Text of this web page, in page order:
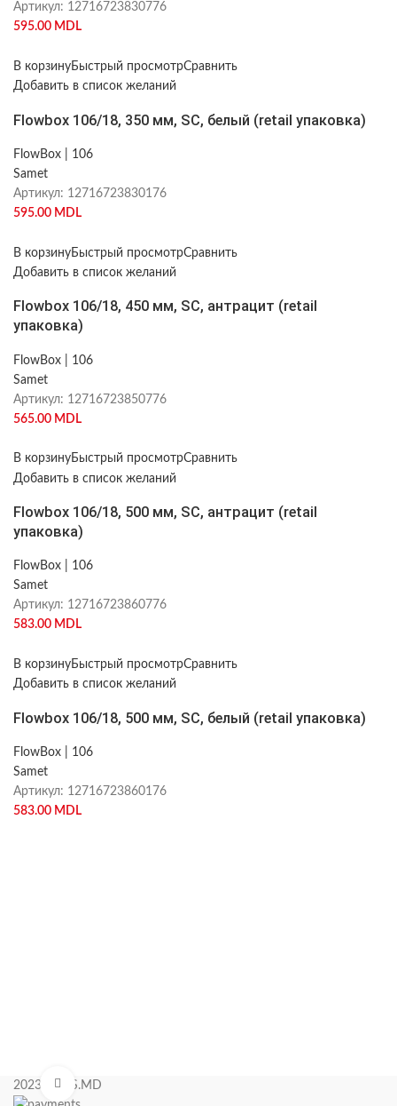
Нажмите, чтобы увеличить
Артикул: 12716723830776
595.00 MDL
В корзинуБыстрый просмотрСравнить
Добавить в список желаний
Flowbox 106/18, 350 мм, SC, белый (retail упаковка)
FlowBox | 106
Samet
Артикул: 12716723830176
595.00 MDL
В корзинуБыстрый просмотрСравнить
Добавить в список желаний
Flowbox 106/18, 450 мм, SC, антрацит (retail
упаковка)
FlowBox | 106
Samet
Артикул: 12716723850776
565.00 MDL
В корзинуБыстрый просмотрСравнить
Добавить в список желаний
Flowbox 106/18, 500 мм, SC, антрацит (retail
упаковка)
FlowBox | 106
Samet
Артикул: 12716723860776
583.00 MDL
В корзинуБыстрый просмотрСравнить
Добавить в список желаний
Flowbox 106/18, 500 мм, SC, белый (retail упаковка)
FlowBox | 106
Samet
Артикул: 12716723860176
583.00 MDL
2023 KIPAS.MD